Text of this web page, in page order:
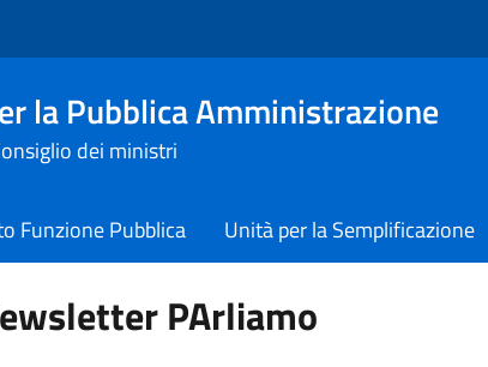
la Pubblica Amministrazione
dei ministri
Funzione Pubblica Unità per la Semplificazione
PArliamo